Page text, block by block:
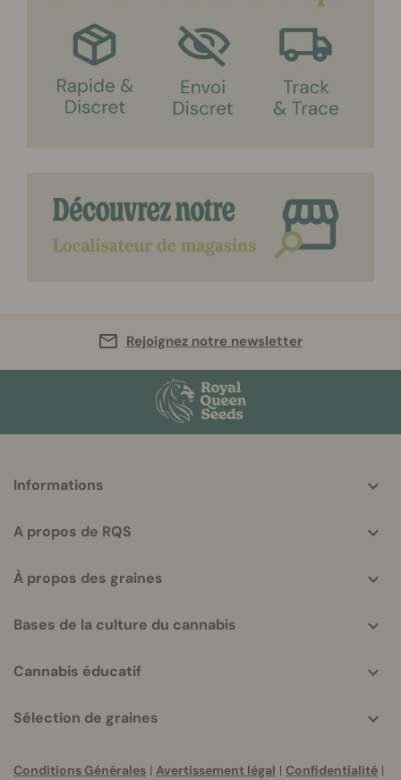
Rejoignez notre newsletter
helpful
Informations
A propos de RQS
À propos des graines
Bases de la culture du cannabis
Cannabis éducatif
Sélection de graines
Conditions Générales | Avertissement légal | Confidentialité |